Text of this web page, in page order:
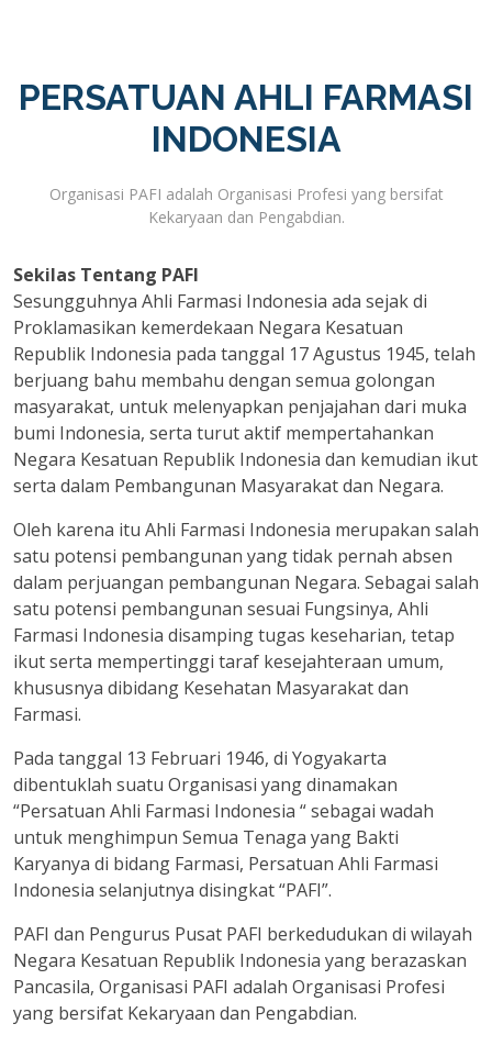
PERSATUAN AHLI FARMASI
INDONESIA
Organisasi PAFI adalah Organisasi Profesi yang bersifat
Kekaryaan dan Pengabdian.
Sekilas Tentang PAFI
Sesungguhnya Ahli Farmasi Indonesia ada sejak di
Proklamasikan kemerdekaan Negara Kesatuan
Republik Indonesia pada tanggal 17 Agustus 1945, telah
berjuang bahu membahu dengan semua golongan
masyarakat, untuk melenyapkan penjajahan dari muka
bumi Indonesia, serta turut aktif mempertahankan
Negara Kesatuan Republik Indonesia dan kemudian ikut
serta dalam Pembangunan Masyarakat dan Negara.
Oleh karena itu Ahli Farmasi Indonesia merupakan salah
satu potensi pembangunan yang tidak pernah absen
dalam perjuangan pembangunan Negara. Sebagai salah
satu potensi pembangunan sesuai Fungsinya, Ahli
Farmasi Indonesia disamping tugas keseharian, tetap
ikut serta mempertinggi taraf kesejahteraan umum,
khususnya dibidang Kesehatan Masyarakat dan
Farmasi.
Pada tanggal 13 Februari 1946, di Yogyakarta
dibentuklah suatu Organisasi yang dinamakan
“Persatuan Ahli Farmasi Indonesia “ sebagai wadah
untuk menghimpun Semua Tenaga yang Bakti
Karyanya di bidang Farmasi, Persatuan Ahli Farmasi
Indonesia selanjutnya disingkat “PAFI”.
PAFI dan Pengurus Pusat PAFI berkedudukan di wilayah
Negara Kesatuan Republik Indonesia yang berazaskan
Pancasila, Organisasi PAFI adalah Organisasi Profesi
yang bersifat Kekaryaan dan Pengabdian.